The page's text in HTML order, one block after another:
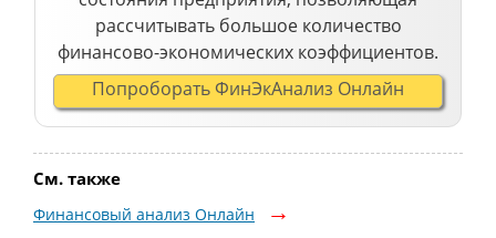
рассчитывать большое количество
финансово-экономических коэффициентов.
Попроборать ФинЭкАнализ Онлайн
См. также
Финансовый анализ Онлайн